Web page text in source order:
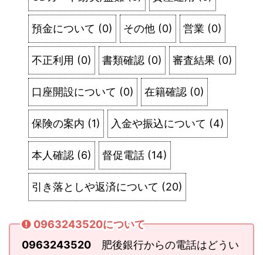
預金について (0) その他 (0) 営業 (0)
不正利用 (0) 書類確認 (0) 審査結果 (0)
口座開設について (0) 在籍確認 (0)
保険の案内 (1) 入金や振込について (4)
本人確認 (6) 督促電話 (14)
引き落としや返済について (20)
0963243520について
0963243520 肥後銀行からの電話はどうい